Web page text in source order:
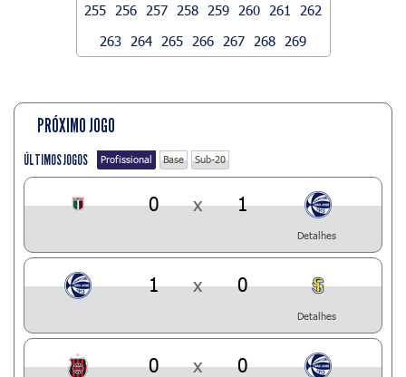
255
256 257 258 259 260 261
262
263
264 265 266 267 268 269
PRÓXIMO JOGO
ÚLTIMOS JOGOS Profissional Base Sub-20
0 x 1
Detalhes
1 x 0
Detalhes
0 x 0